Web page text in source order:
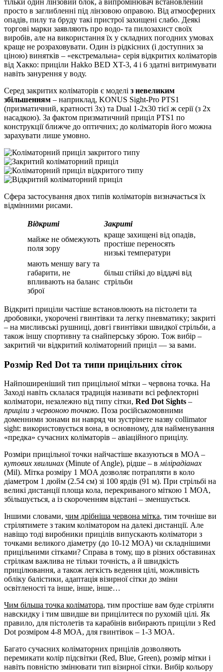
просто в заглибленні під лінзовою оправою. Від атмосферних
опадів, пилу та бруду такі пристрої захищені слабо. Деякі
торгові марки заявляють про водо- та пилозахист своїх
виробів, але на використання їх у складних погодних умовах
краще не розраховувати. Один із рідкісних (і доступних за
ціною) винятків – «екстремальна» серія відкритих коліматорів
від Хакко: приціли Hakko BED XT-3, 4 і 6 здатні витримувати
навіть занурення у воду.
Серед закритих коліматорів є моделі з невеликим
збільшенням – наприклад, KONUS Sight-Pro PTS1
(призматичний, кратності 3х) та Dual 1-2x30 тієї ж серії (з 2х
насадкою). За фактом призматичний приціл PTS1 по
конструкції ближче до оптичних; до коліматорів його можна
зарахувати лише умовно.
Сфера застосування двох типів коліматорів визначається їх
відмінними рисами.
Відкриті
Закриті
майже не обмежують
поля зору
краще захищені від опадів,
простіше переносять
низькі температури
мають меншу вагу та
габарити, не
впливають на баланс
зброї
більш стійкі до віддачі від
стрільби
Відкриті приціли частіше встановлюють на пістолети та
дробовики, укорочені гвинтівки та легку пневматику; закриті
– на мисливські рушниці, довгі гвинтівки швидкої стрільби, а
також іншу спортивну та снайперську зброю. Тож вибір –
закритий чи відкритий коліматорний приціл — за вами.
Розмір Red Dot та типи прицільних сіток
Найпоширеніший тип прицільної мітки – червона точка. На
Заході навіть склалася традиція називати всі рефлекторні
коліматори, незалежно від типу сітки, Red Dot Sights –
приціли з червоною точкою. Поза російськомовними
доменними зонами ви навряд чи зустрінете назву collimator
sight: використовується вона, в основному, для найменування
«предка» сучасних коліматорів – авіаційного прицілу.
Розміри прицільної точки найчастіше вказуються в MOA –
кутових хвилинах (Minute of Angle), рідше – в мілірадіанах
(Mil). Мітка розміру 1 MOA дозволяє потрапляти в коло
діаметром 1 дюйм (2.54 см) зі 100 ярдів (91 м). При стрільбі на
великі дистанції площа кола, перекриваного міткою 1 MOA,
збільшується, а із скороченням відстані – зменшується.
Іншими словами, чим дрібніша червона мітка, тим точніше ви
стрілятимете з таким коліматором на далекі дистанції. Але
навіщо тоді виробники прицілів випускають коліматори з
точками великого діаметру (до 10-12 MOA) чи складнішими
прицільними сітками? Справа в тому, що в різних обставинах
стрілкам важлива не тільки точність, а й швидкість
прицілювання, а також легкість ведення цілі, можливість
обліку балістики, адаптація візирної сітки до зміни
освітленості та інше, інше, інше…
Чим більша точка коліматора, тим простіше вам буде стріляти
навскидку і тим швидше ви прицілитеся по рухомій цілі. Як
правило, для пістолетів та карабінів вибирають приціли з Red
Dot розміром 4-8 MOA, для гвинтівок – 1-3 MOA.
Багато сучасних коліматорних прицілів дозволяють
перемикати колір підсвітки (Red, Blue, Green), розмір мітки і
навіть повністю змінювати тип візирної сітки. Вибір кольору